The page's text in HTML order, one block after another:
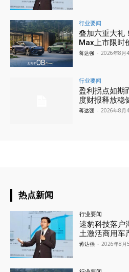
行业要闻
叠加六重大礼
Max上市限时
蒋达强 - 2026年8月
行业要闻
盈利拐点如期
度财报释放稳
蒋达强 - 2026年8月
热点新闻
行业要闻
速豹科技落户
土激活商用车
蒋达强 - 2026年8月